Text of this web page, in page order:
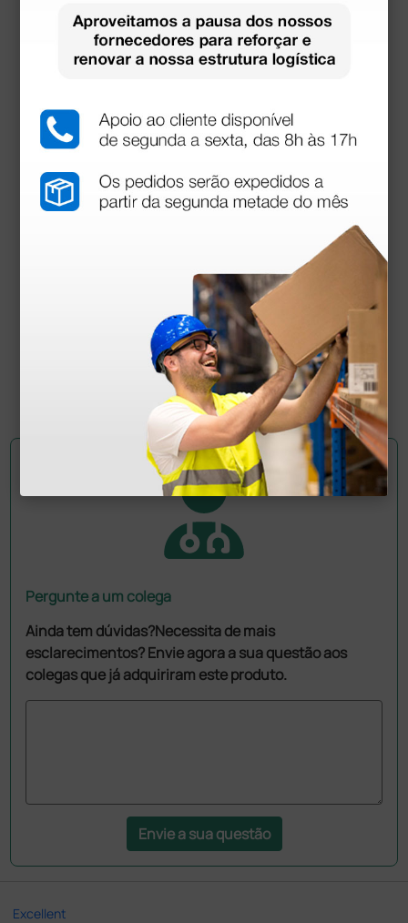
Oxímetro OXY 110 - adulto, pediátrico e recém-
210,00 €
1 unidade
Pergunte a um colega
Ainda tem dúvidas?Necessita de mais
esclarecimentos? Envie agora a sua questão aos
colegas que já adquiriram este produto.
Envie a sua questão
Excellent